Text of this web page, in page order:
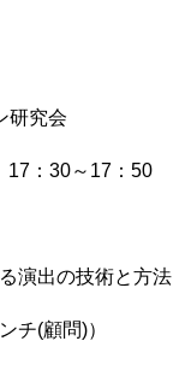
究会
：30～17：50
演出の技術と方法
チ(顧問)）